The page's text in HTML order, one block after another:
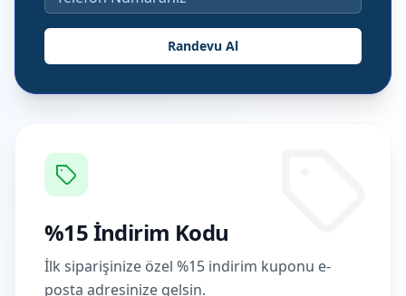
Randevu Al
%15 İndirim Kodu
İlk siparişinize özel %15 indirim kuponu e-
posta adresinize gelsin.